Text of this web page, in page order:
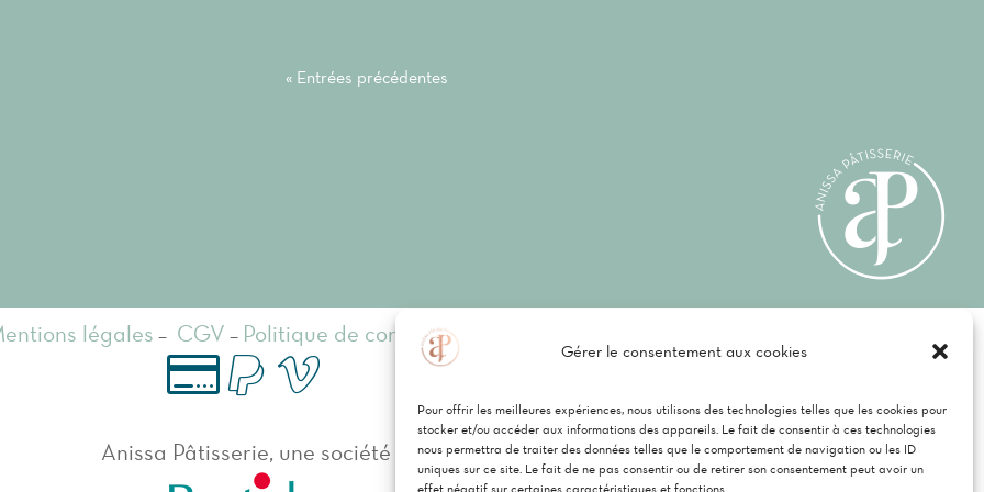
Gérer le consentement aux cookies
Pour offrir les meilleures expériences, nous utilisons des technologies telles que les cookies pour
stocker et/ou accéder aux informations des appareils. Le fait de consentir à ces technologies
nous permettra de traiter des données telles que le comportement de navigation ou les ID
uniques sur ce site. Le fait de ne pas consentir ou de retirer son consentement peut avoir un
effet négatif sur certaines caractéristiques et fonctions.
« Entrées précédentes
légales – CGV – Politique de confidentialité
C
Anissa Pâtisserie, une société